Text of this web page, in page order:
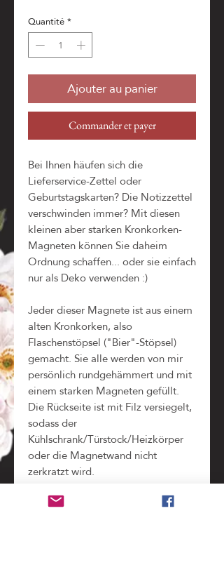
Quantité*
Ajouter au panier
Commander et payer
Bei Ihnen häufen sich die
Lieferservice-Zettel oder
Geburtstagskarten? Die Notizzettel
verschwinden immer? Mit diesen
kleinen aber starken Kronkorken-
Magneten können Sie daheim
Ordnung schaffen... oder sie einfach
nur als Deko verwenden :)
Jeder dieser Magnete ist aus einem
alten Kronkorken, also
Flaschenstöpsel ("Bier"-Stöpsel)
gemacht. Sie alle werden von mir
persönlich rundgehämmert und mit
einem starken Magneten gefüllt.
Die Rückseite ist mit Filz versiegelt,
sodass der
Kühlschrank/Türstock/Heizkörper
oder die Magnetwand nicht
zerkratzt wird.